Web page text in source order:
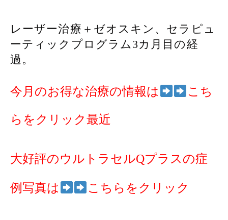
レーザー治療＋ゼオスキン、セラピュ
ーティックプログラム3カ月目の経
過。
今月のお得な治療の情報は こち
らをクリック最近
大好評のウルトラセルQプラスの症
例写真は こちらをクリック